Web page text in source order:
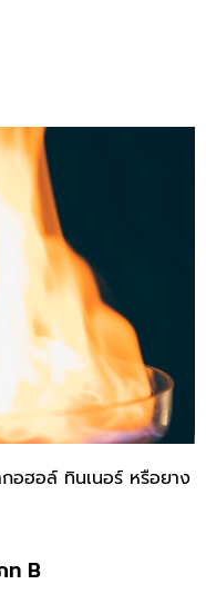
กอฮอล์ ทินเนอร์ หรือยาง
ท B